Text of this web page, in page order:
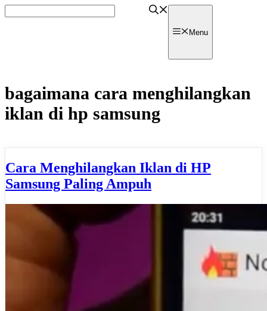
to
Menu
bagaimana cara menghilangkan
iklan di hp samsung
Cara Menghilangkan Iklan di HP
Samsung Paling Ampuh